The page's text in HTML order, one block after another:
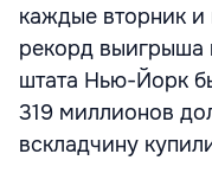
каждые вторник
рекорд выигрыша
штата Нью-Йорк
319 миллионов
вскладчину